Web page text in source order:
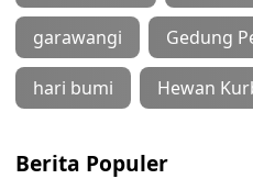
garawangi Gedung
hari bumi Hewan
Berita Populer